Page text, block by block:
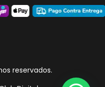
reservados.